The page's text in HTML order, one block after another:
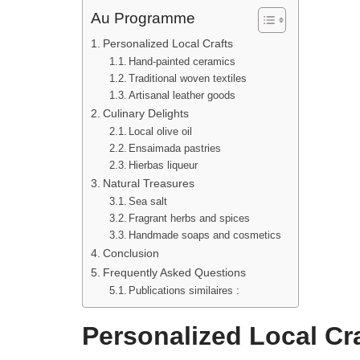
Au Programme
Personalized Local Crafts
Hand-painted ceramics
Traditional woven textiles
Artisanal leather goods
Culinary Delights
Local olive oil
Ensaimada pastries
Hierbas liqueur
Natural Treasures
Sea salt
Fragrant herbs and spices
Handmade soaps and cosmetics
Conclusion
Frequently Asked Questions
Publications similaires :
Personalized Local